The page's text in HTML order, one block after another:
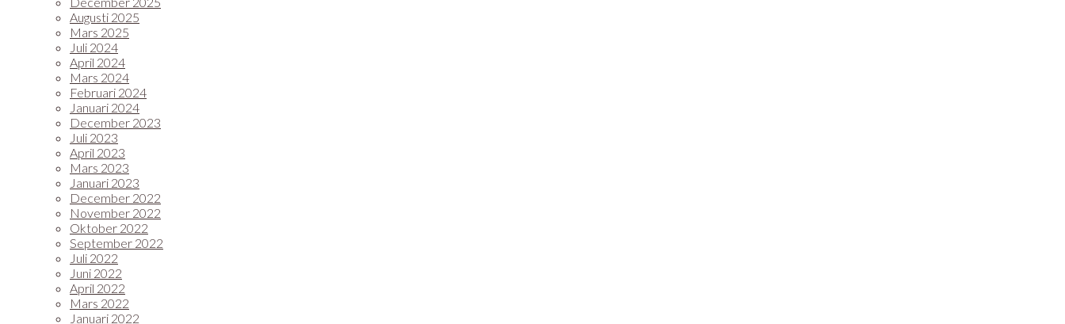
Augusti 2025
Mars 2025
Juli 2024
April 2024
Mars 2024
Februari 2024
Januari 2024
December 2023
Juli 2023
April 2023
Mars 2023
Januari 2023
December 2022
November 2022
Oktober 2022
September 2022
Juli 2022
Juni 2022
April 2022
Mars 2022
Januari 2022